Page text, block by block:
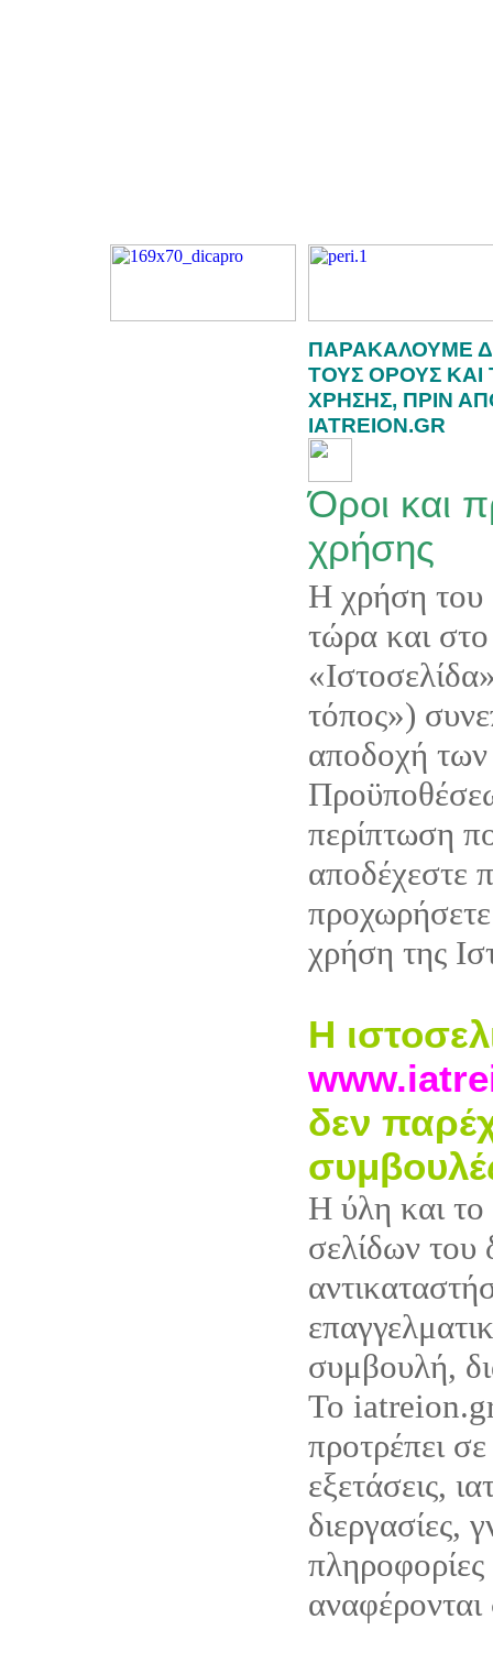
ΠΑΡΑΚΑΛΟΥΜΕ
ΤΟΥΣ ΟΡΟΥΣ ΚΑΙ
ΧΡΗΣΗΣ, ΠΡΙΝ
IATREION.GR
Όροι και
χρήσης
Η χρήση
τώρα και
τόπος»)
αποδοχή
περίπτωση
αποδέχεστε
χρήση της
Η
δεν
Η ύλη και το
σελίδων του
συμβουλή,
Το
προτρέπει
εξετάσεις,
διεργασίες,